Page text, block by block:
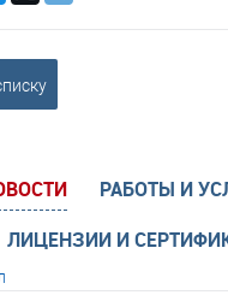
РАБОТЫ И
ЛИЦЕНЗИИ И